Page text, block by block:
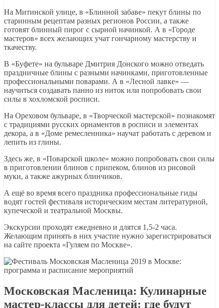
На Митинской улице, в «Блинной забаве» пекут блины по
старинным рецептам разных регионов России, а также
готовят блинный пирог с сырной начинкой. А в «Городе
мастеров» всех желающих учат гончарному мастерству и
ткачеству.
В «Буфете» на бульваре Дмитрия Донского можно отведать
праздничные блины с разными начинками, приготовленные
профессиональными поварами. А в «Лесной лавке» —
научиться создавать панно из ниток или попробовать свои
силы в хохломской росписи.
На Ореховом бульваре, в «Творческой мастерской» познакомят
с традициями русских орнаментов в росписи и элементах
декора, а в «Доме ремесленника» научат работать с деревом и
лепить из глины.
Здесь же, в «Поварской школе» можно попробовать свои силы
в приготовлении блинов с припеком, блинов из рисовой
муки, а также ажурных блинчиков.
А ещё во время всего праздника профессиональные гиды
водят гостей фестиваля историческим местам литературной,
купеческой и театральной Москвы.
Экскурсии проходят ежедневно и длятся 1,5-2 часа.
Желающим принять в них участие нужно зарегистрироваться
на сайте проекта «Гуляем по Москве».
Московская Масленица: Кулинарные
мастер-классы для детей: где будут